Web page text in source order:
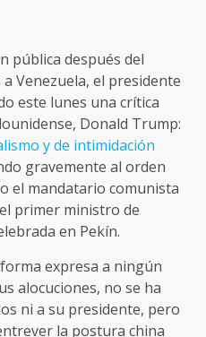
pública después del
Venezuela, el presidente
este lunes una crítica
Donald Trump:
y de intimidación
gravemente al orden
el mandatario comunista
primer ministro de
en Pekín.
expresa a ningún
alocuciones, no se ha
ni a su presidente, pero
la postura china